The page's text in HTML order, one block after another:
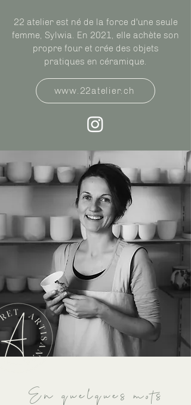
22 atelier est né de la force d'une seule
femme, Sylwia. En 2021, elle achète son
propre four et crée des objets
pratiques en céramique.
www.22atelier.ch
En quelques mots